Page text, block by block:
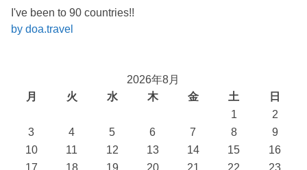
I've been to 90 countries!!
by doa.travel
2026年8月
月
火 水 木 金 土 日
1
2
3
4 5 6 7 8
9
10
11 12 13 14 15
16
17
18 19 20 21 22
23